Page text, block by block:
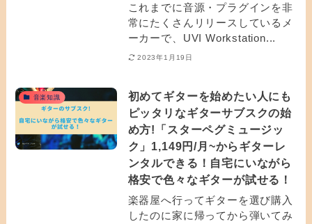
これまでに音源・プラグインを非
常にたくさんリリースしているメ
ーカーで、UVI Workstation...
2023年1月19日
音楽知識
初めてギターを始めたい人にも
ピッタリなギターサブスクの始
め方!「スターペグミュージッ
ク」1,149円/月~からギターレ
ンタルできる！自宅にいながら
格安で色々なギターが試せる！
楽器屋へ行ってギターを選び購入
したのに家に帰ってから弾いてみ